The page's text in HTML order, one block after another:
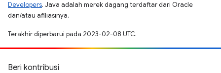
Developers. Java adalah merek dagang terdaftar dari Oracle
dan/atau afiliasinya.
Terakhir diperbarui pada 2023-02-08 UTC.
Beri kontribusi